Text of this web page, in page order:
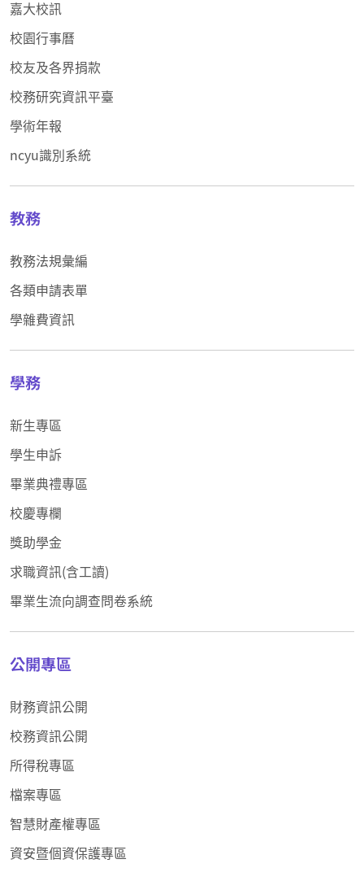
嘉大校訊
校園行事曆
校友及各界捐款
校務研究資訊平臺
學術年報
ncyu識別系統
教務
教務法規彙編
各類申請表單
學雜費資訊
學務
新生專區
學生申訴
畢業典禮專區
校慶專欄
獎助學金
求職資訊(含工讀)
畢業生流向調查問卷系統
公開專區
財務資訊公開
校務資訊公開
所得稅專區
檔案專區
智慧財產權專區
資安暨個資保護專區